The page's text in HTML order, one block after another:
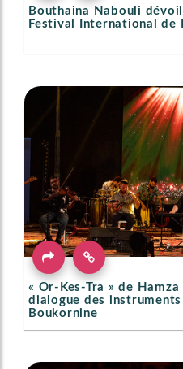
Bouthaina Nabouli
Festival International de
« Or-Kes-Tra » de
dialogue des
Boukornine